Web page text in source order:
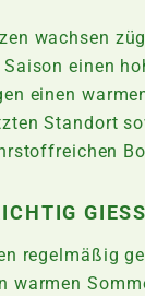
wachsen
einen
einen
Standort
regelmäßig
warmen